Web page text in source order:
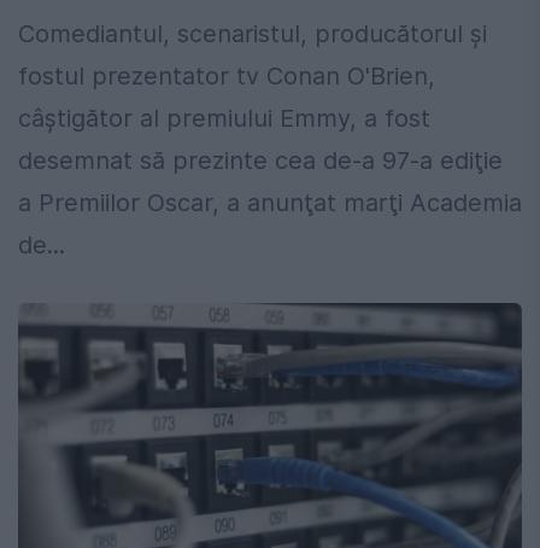
Comediantul, scenaristul, producătorul şi
fostul prezentator tv Conan O'Brien,
câştigător al premiului Emmy, a fost
desemnat să prezinte cea de-a 97-a ediţie
a Premiilor Oscar, a anunţat marţi Academia
de...